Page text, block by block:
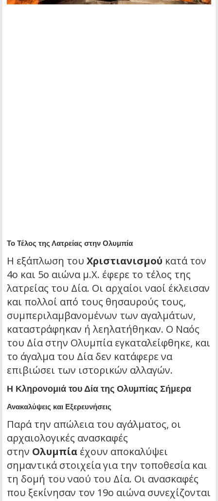
Το Τέλος της Λατρείας στην Ολυμπία
Η εξάπλωση του Χριστιανισμού κατά τον
4ο και 5ο αιώνα μ.Χ. έφερε το τέλος της
λατρείας του Δία. Οι αρχαίοι ναοί έκλεισαν
και πολλοί από τους θησαυρούς τους,
συμπεριλαμβανομένων των αγαλμάτων,
καταστράφηκαν ή λεηλατήθηκαν. Ο Ναός
του Δία στην Ολυμπία εγκαταλείφθηκε, και
το άγαλμα του Δία δεν κατάφερε να
επιβιώσει των ιστορικών αλλαγών.
Η Κληρονομιά του Δία της Ολυμπίας Σήμερα
Ανακαλύψεις και Εξερευνήσεις
Παρά την απώλεια του αγάλματος, οι
αρχαιολογικές ανασκαφές
στην Ολυμπία έχουν αποκαλύψει
σημαντικά στοιχεία για την τοποθεσία και
τη δομή του ναού του Δία. Οι ανασκαφές
που ξεκίνησαν τον 19ο αιώνα συνεχίζονται